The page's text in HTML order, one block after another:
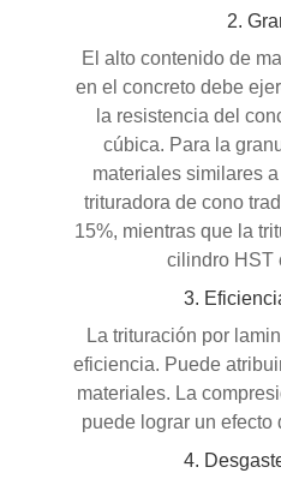
2.
El alto contenido de
en el concreto debe
la resistencia del
cúbica. Para la
materiales similares
trituradora de cono
15%, mientras que la
cilindro HST
3.
La trituración por
eficiencia. Puede
materiales. La
puede lograr un efecto
4.